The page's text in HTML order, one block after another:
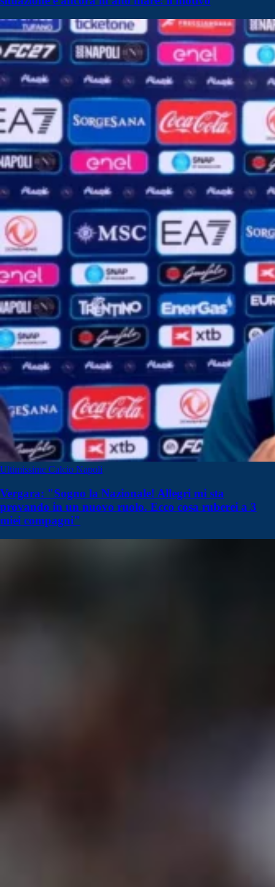
Ultimissime Calcio Napoli
Vergara: "Sogno la Nazionale! Allegri mi sta
provando in un nuovo ruolo. Ecco cosa ruberei a 3
miei compagni"